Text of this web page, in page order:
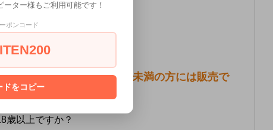
ップ イノセント）は18歳未満の方には販売で
せん。
歳以上ですか？
ター様もご利用可能です！
ポンコード
ドをコピー